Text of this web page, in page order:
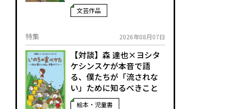
文芸作品
特集 2026年08月07日
【対談】森 達也×ヨシタ
ケシンスケが本音で語
る、僕たちが「流されな
い」ために知るべきこと
絵本・児童書